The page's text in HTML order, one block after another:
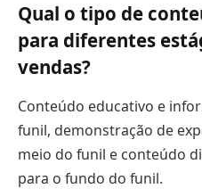
Qual o tipo de
para diferentes
vendas?
Conteúdo educativo e
funil, demonstração de
meio do funil e conteúdo
para o fundo do funil.